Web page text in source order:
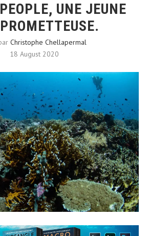
UNE JEUNE
Christophe Chellapermal
18 August 2020